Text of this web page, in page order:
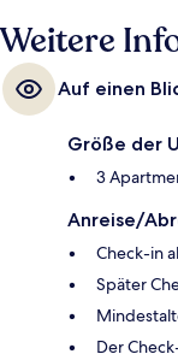
Weitere
Auf einen
Größe der
3
Anreise/
Check-in
Später
Der